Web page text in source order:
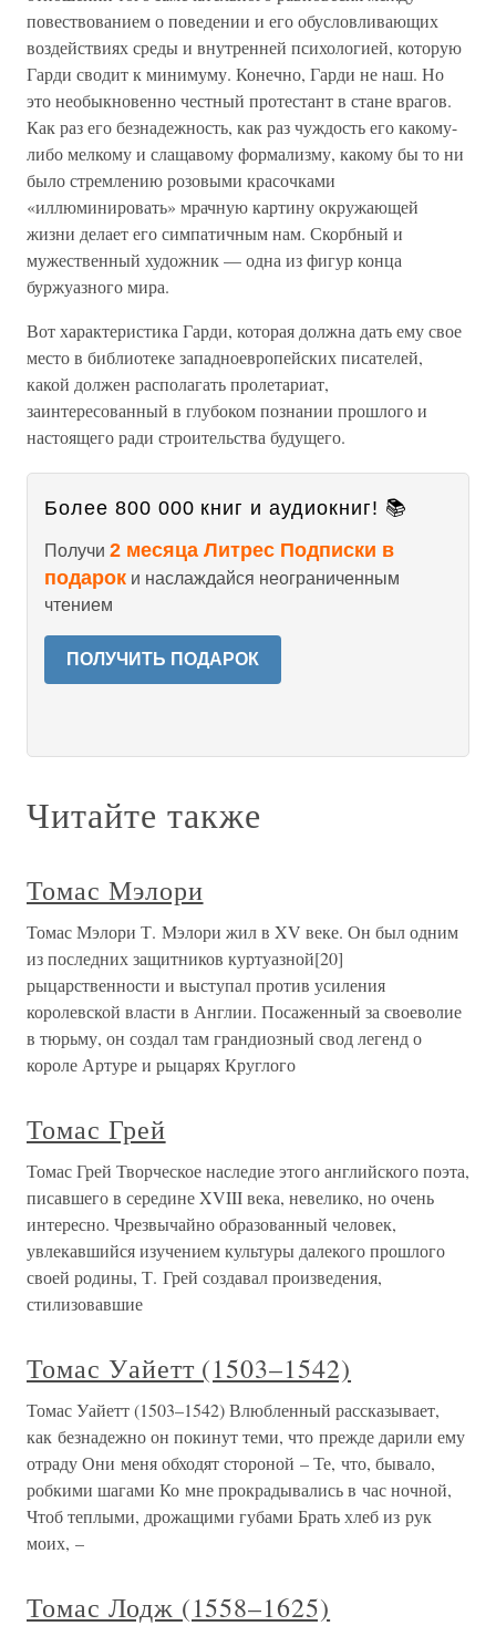
повествованием о поведении и его обусловливающих
воздействиях среды и внутренней психологией, которую
Гарди сводит к минимуму. Конечно, Гарди не наш. Но
это необыкновенно честный протестант в стане врагов.
Как раз его безнадежность, как раз чуждость его какому-
либо мелкому и слащавому формализму, какому бы то ни
было стремлению розовыми красочками
«иллюминировать» мрачную картину окружающей
жизни делает его симпатичным нам. Скорбный и
мужественный художник — одна из фигур конца
буржуазного мира.
Вот характеристика Гарди, которая должна дать ему свое
место в библиотеке западноевропейских писателей,
какой должен располагать пролетариат,
заинтересованный в глубоком познании прошлого и
настоящего ради строительства будущего.
Более 800 000 книг и аудиокниг! 📚
Получи 2 месяца Литрес Подписки в
подарок и наслаждайся неограниченным
чтением
ПОЛУЧИТЬ ПОДАРОК
Читайте также
Томас Мэлори
Томас Мэлори Т. Мэлори жил в XV веке. Он был одним
из последних защитников куртуазной[20]
рыцарственности и выступал против усиления
королевской власти в Англии. Посаженный за своеволие
в тюрьму, он создал там грандиозный свод легенд о
короле Артуре и рыцарях Круглого
Томас Грей
Томас Грей Творческое наследие этого английского поэта,
писавшего в середине XVIII века, невелико, но очень
интересно. Чрезвычайно образованный человек,
увлекавшийся изучением культуры далекого прошлого
своей родины, Т. Грей создавал произведения,
стилизовавшие
Томас Уайетт (1503–1542)
Томас Уайетт (1503–1542) Влюбленный рассказывает,
как безнадежно он покинут теми, что прежде дарили ему
отраду Они меня обходят стороной – Те, что, бывало,
робкими шагами Ко мне прокрадывались в час ночной,
Чтоб теплыми, дрожащими губами Брать хлеб из рук
моих, –
Томас Лодж (1558–1625)